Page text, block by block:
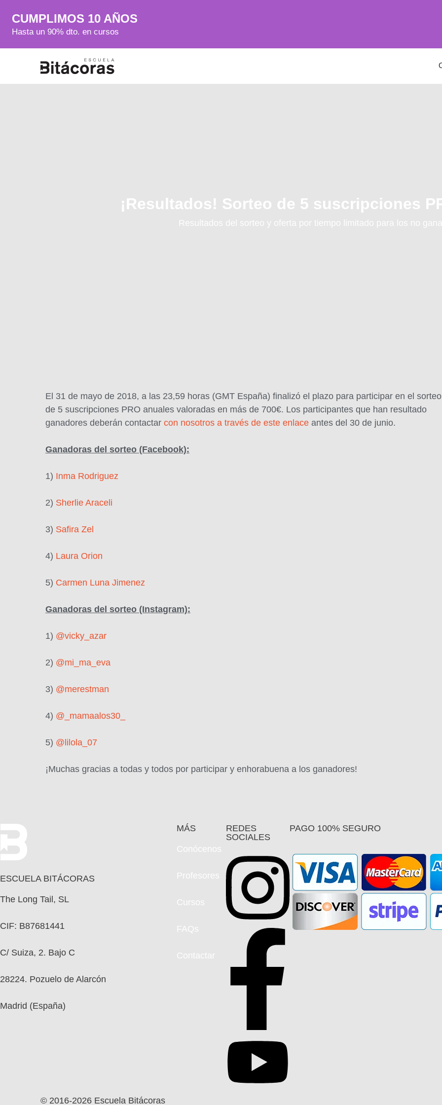
CUMPLIMOS 10 AÑOS
Hasta un 90% dto. en cursos
¡Resultados! Sorteo de 5 suscripciones
Resultados del sorteo y oferta por tiempo limitado para los no
El 31 de mayo de 2018, a las 23,59 horas (GMT España) finalizó el plazo para participar en el sorteo
de 5 suscripciones PRO anuales valoradas en más de 700€. Los participantes que han resultado
ganadores deberán contactar con nosotros a través de este enlace antes del 30 de junio.
Ganadoras del sorteo (Facebook):
1) Inma Rodriguez
2) Sherlie Araceli
3) Safira Zel
4) Laura Orion
5) Carmen Luna Jimenez
Ganadoras del sorteo (Instagram):
1) @vicky_azar
2) @mi_ma_eva
3) @merestman
4) @_mamaalos30_
5) @lilola_07
¡Muchas gracias a todas y todos por participar y enhorabuena a los ganadores!
ESCUELA BITÁCORAS
The Long Tail, SL
CIF: B87681441
C/ Suiza, 2. Bajo C
28224. Pozuelo de Alarcón
Madrid (España)
MÁS
Conócenos
Profesores
Cursos
FAQs
Contactar
REDES
SOCIALES
PAGO 100% SEGURO
© 2016-2026 Escuela Bitácoras